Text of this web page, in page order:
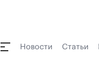
Новости Статьи